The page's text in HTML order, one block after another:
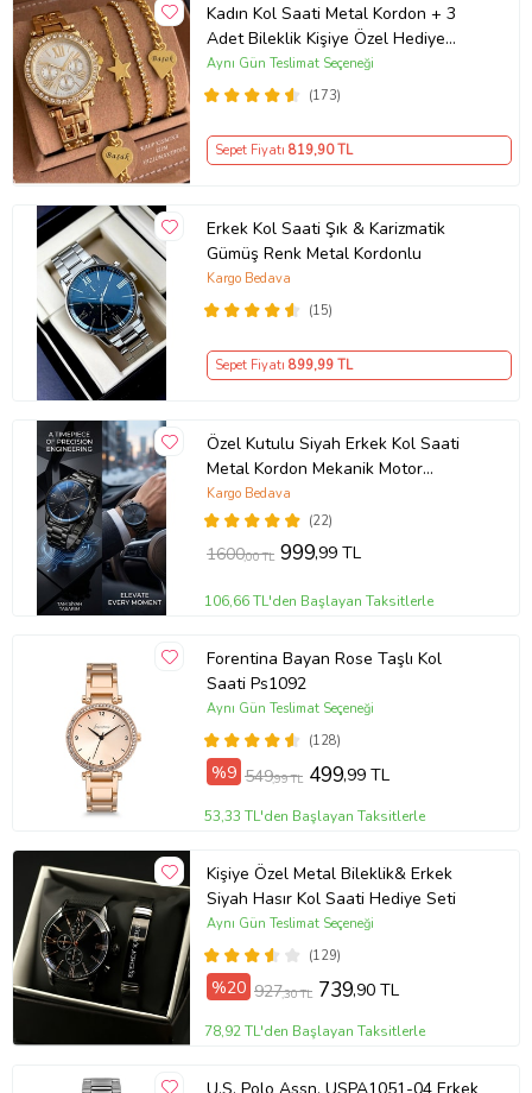
Kadın Kol Saati Metal Kordon + 3
Adet Bileklik Kişiye Özel Hediye
Kadına hediye Kız arkadaşa hediye
(173)
Aynı Gün Teslimat Seçeneği
Sepet Fiyatı 819,90 TL
Erkek Kol Saati Şık & Karizmatik
Gümüş Renk Metal Kordonlu
(15)
Kargo Bedava
Sepet Fiyatı 899,99 TL
Özel Kutulu Siyah Erkek Kol Saati
Metal Kordon Mekanik Motor
Garantili Hediye Kart Notu İle
Gönderilir
(22)
Kargo Bedava
1600,00 TL 999,99 TL
106,66 TL'den Başlayan Taksitlerle
Forentina Bayan Rose Taşlı Kol
Saati Ps1092
(128)
Aynı Gün Teslimat Seçeneği
%9 549,99 TL 499,99 TL
53,33 TL'den Başlayan Taksitlerle
Kişiye Özel Metal Bileklik& Erkek
Siyah Hasır Kol Saati Hediye Seti
(129)
Aynı Gün Teslimat Seçeneği
%20 927,30 TL 739,90 TL
78,92 TL'den Başlayan Taksitlerle